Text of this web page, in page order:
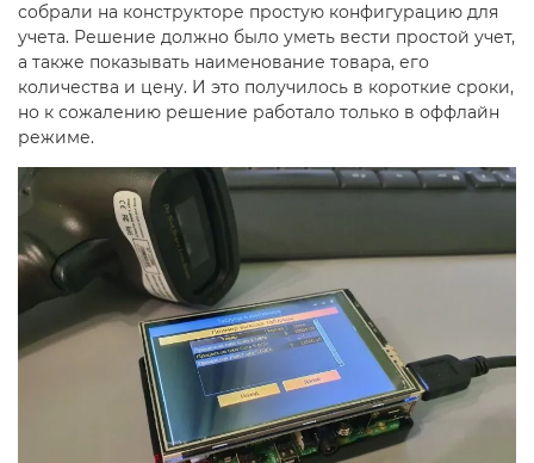
собрали на конструкторе простую конфигурацию для
учета. Решение должно было уметь вести простой учет,
а также показывать наименование товара, его
количества и цену. И это получилось в короткие сроки,
но к сожалению решение работало только в оффлайн
режиме.